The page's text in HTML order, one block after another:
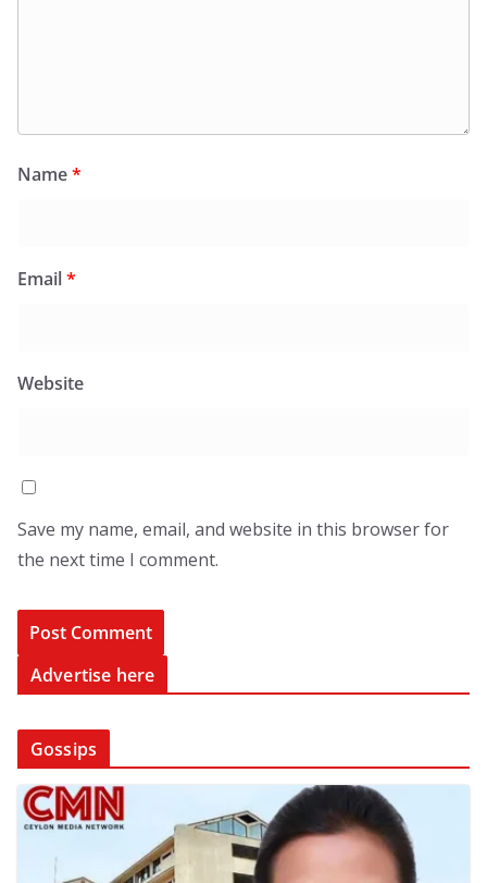
Name*
Email*
Website
Save my name, email, and website in this browser for
the next time I comment.
Advertise here
Gossips